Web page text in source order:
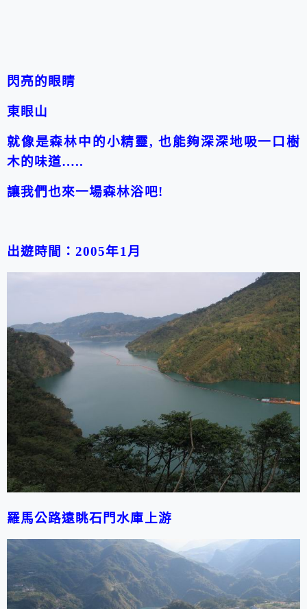
閃亮的眼睛
東眼山
就像是森林中的小精靈, 也能夠深深地吸一口樹
木的味道…..
讓我們也來一場森林浴吧!
出遊時間：2005年1月
羅馬公路遠眺石門水庫上游